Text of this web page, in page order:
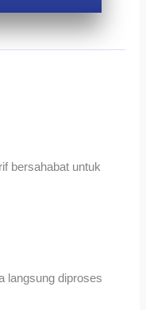
bersahabat untuk
langsung diproses